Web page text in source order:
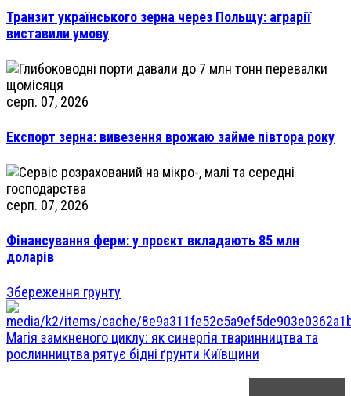
Транзит українського зерна через Польщу: аграрії
виставили умову
серп. 07, 2026
Експорт зерна: вивезення врожаю займе півтора року
серп. 07, 2026
Фінансування ферм: у проєкт вкладають 85 млн
доларів
Збереження грунту
Магія замкненого циклу: як синергія тваринництва та
рослинництва рятує бідні ґрунти Київщини